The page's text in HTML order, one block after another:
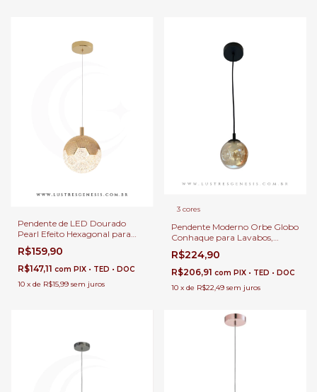
Pendente de LED Dourado
Pearl Efeito Hexagonal para
Cabeceira de Cama, Balcão de
Cozinha e Quartos de Casal
R$159,90
R$147,11 com PIX • TED • DOC
10 x de R$15,99 sem juros
3 cores
Pendente Moderno Orbe Globo
Conhaque para Lavabos,
Cabeceira de Cama e Balcão de
Cozinha.
R$224,90
R$206,91 com PIX • TED • DOC
10 x de R$22,49 sem juros